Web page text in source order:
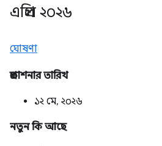
এপ্রিল ২০২৬
ঘোষণা
প্রকাশনার তারিখ
১২ মে, ২০২৬
নতুন কি আছে